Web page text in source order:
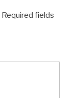
Required fields